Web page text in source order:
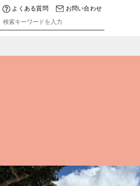
よくある質問 お問い合わせ